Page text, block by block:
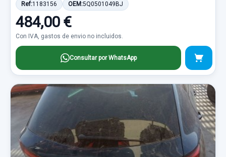
Ref:1183156 OEM:5Q0501049BJ
484,00 €
Con IVA, gastos de envio no incluidos.
Consultar por WhatsApp